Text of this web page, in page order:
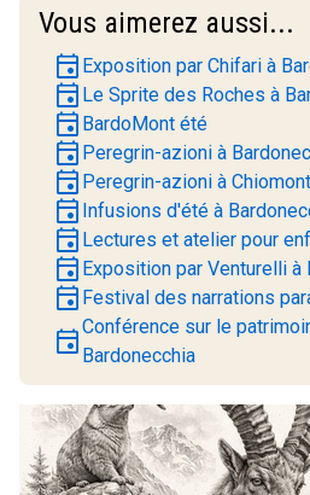
Vous aimerez aussi...
event Exposition par Chifari à
event Le Sprite des Roches à
event BardoMont été
event Peregrin-azioni à
event Peregrin-azioni à
event Infusions d'été à
event Lectures et atelier pour
event Exposition par Venturelli à
event Festival des narrations
eventConférence sur le
Bardonecchia